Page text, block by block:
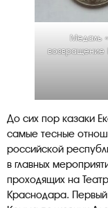
Медаль
возвращение
До сих пор казаки
самые тесные
российской
в главных
проходящих на
Краснодара.